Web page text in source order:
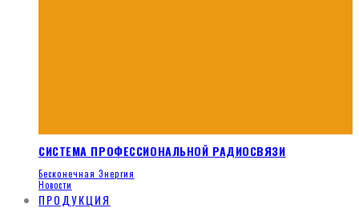
СИСТЕМА ПРОФЕССИОНАЛЬНОЙ РАДИОСВЯЗИ
Бесконечная Энергия
Новости
ПРОДУКЦИЯ